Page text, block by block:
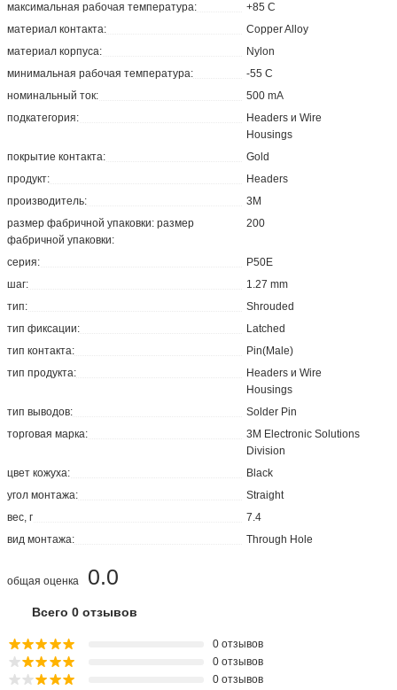
максимальная рабочая температура:
+85 C
материал контакта:
Copper Alloy
материал корпуса:
Nylon
минимальная рабочая температура:
-55 C
номинальный ток:
500 mA
подкатегория:
Headers и Wire
Housings
покрытие контакта:
Gold
продукт:
Headers
производитель:
3M
размер фабричной упаковки: размер
фабричной упаковки:
200
серия:
P50E
шаг:
1.27 mm
тип:
Shrouded
тип фиксации:
Latched
тип контакта:
Pin(Male)
тип продукта:
Headers и Wire
Housings
тип выводов:
Solder Pin
торговая марка:
3M Electronic Solutions
Division
цвет кожуха:
Black
угол монтажа:
Straight
вес, г
7.4
вид монтажа:
Through Hole
0.0
общая оценка
Всего 0 отзывов
0 отзывов
0 отзывов
0 отзывов